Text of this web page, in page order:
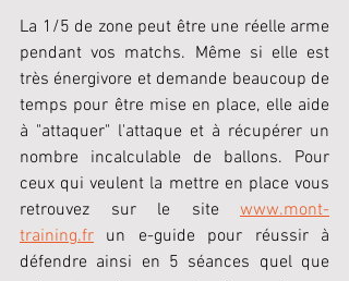
La 1/5 de zone peut être une réelle arme
pendant vos matchs. Même si elle est
très énergivore et demande beaucoup de
temps pour être mise en place, elle aide
à "attaquer" l'attaque et à récupérer un
nombre incalculable de ballons. Pour
ceux qui veulent la mettre en place vous
retrouvez sur le site www.mont-
training.fr un e-guide pour réussir à
défendre ainsi en 5 séances quel que